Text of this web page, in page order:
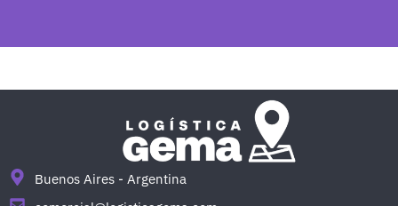
Buenos Aires - Argentina